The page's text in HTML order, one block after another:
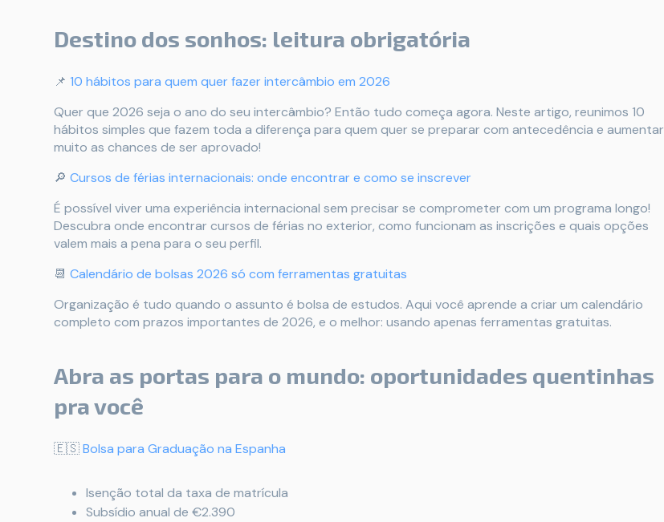
Destino dos sonhos: leitura obrigatória
📌 10 hábitos para quem quer fazer intercâmbio em 2026
Quer que 2026 seja o ano do seu intercâmbio? Então tudo começa agora. Neste artigo, reunimos 10
hábitos simples que fazem toda a diferença para quem quer se preparar com antecedência e aumentar
muito as chances de ser aprovado!
🔎 Cursos de férias internacionais: onde encontrar e como se inscrever
É possível viver uma experiência internacional sem precisar se comprometer com um programa longo!
Descubra onde encontrar cursos de férias no exterior, como funcionam as inscrições e quais opções
valem mais a pena para o seu perfil.
📆 Calendário de bolsas 2026 só com ferramentas gratuitas
Organização é tudo quando o assunto é bolsa de estudos. Aqui você aprende a criar um calendário
completo com prazos importantes de 2026, e o melhor: usando apenas ferramentas gratuitas.
Abra as portas para o mundo: oportunidades quentinhas
pra você
🇪🇸Bolsa para Graduação na Espanha
Isenção total da taxa de matrícula
Subsídio anual de €2.390